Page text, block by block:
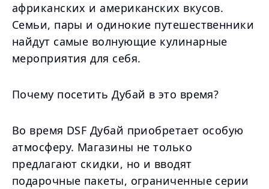
африканских и американских вкусов.
Семьи, пары и одинокие путешественники
найдут самые волнующие кулинарные
мероприятия для себя.
Почему посетить Дубай в это время?
Во время DSF Дубай приобретает особую
атмосферу. Магазины не только
предлагают скидки, но и вводят
подарочные пакеты, ограниченные серии